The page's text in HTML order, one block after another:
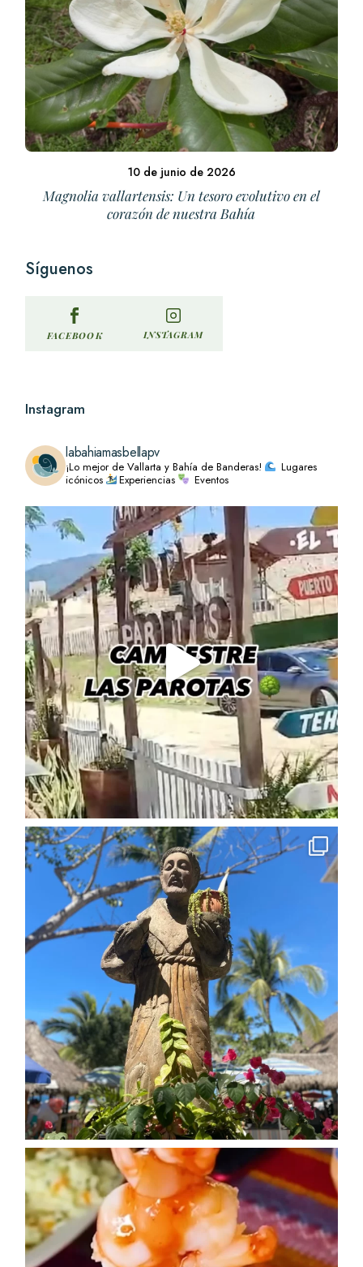
10 de junio de 2026
Magnolia vallartensis: Un tesoro evolutivo en el
corazón de nuestra Bahía
Síguenos
FACEBOOK INSTAGRAM
Instagram
labahiamasbellapv
¡Lo mejor de Vallarta y Bahía de Banderas!
Lugares
icónicos
Experiencias Eventos